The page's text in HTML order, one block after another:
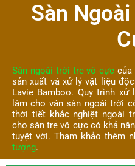
Sàn
Sàn ngoài trời tre vô cực của
sản xuất và xử lý vật liệu
Lavie Bamboo. Quy trình
làm cho ván sàn ngoài trời
thời tiết khắc nghiệt ngoài
cho sàn tre vô cực có khả
tuyệt vời. Tham khảo thêm
tượng.